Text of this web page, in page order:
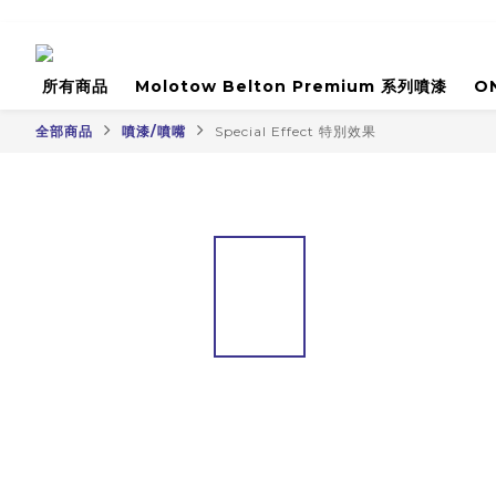
所有商品 Molotow Belton Premium 系列噴漆
全部商品 噴漆/噴嘴 Special Effect 特別效果